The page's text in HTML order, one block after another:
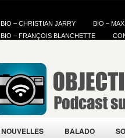
BIO – CHRISTIAN JARRY BIO –
BIO – FRANÇOIS BLANCHETTE
NOUVELLES BALADO